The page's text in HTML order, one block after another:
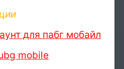
для пабг мобайл
mobile